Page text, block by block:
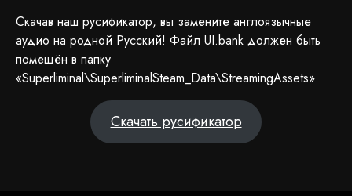
Скачав наш русификатор, вы замените англоязычные
аудио на родной Русский! Файл UI.bank должен быть
помещён в папку
«Superliminal\SuperliminalSteam_Data\StreamingAssets»
Скачать русификатор